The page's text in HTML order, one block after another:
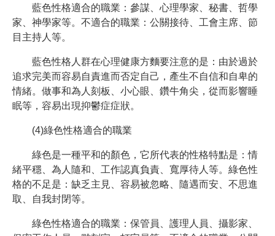
藍色性格適合的職業：參謀、心理學家、秘書、哲學
家、神學家等。不適合的職業：公關接待、工會主席、節
目主持人等。
藍色性格人群在心理健康方麵要注意的是：由於過於
追求完美而容易自責進而否定自己，產生不自信和自卑的
情緒。做事和為人刻板、小心眼、鑽牛角尖，從而影響睡
眠等，容易出現抑鬱症症狀。
(4)綠色性格適合的職業
綠色是一種平和的顏色，它所代表的性格特點是：情
緒平穩、為人隨和、工作認真負責、寬厚待人等。綠色性
格的不足是：缺乏主見、容易被忽略、隨遇而安、不思進
取、自我封閉等。
綠色性格適合的職業：保管員、護理人員、攝影家、